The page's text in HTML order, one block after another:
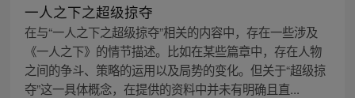
一人之下之超级掠夺
在与“一人之下之超级掠夺”相关的内容中，存在一些涉及
《一人之下》的情节描述。比如在某些篇章中，存在人物
之间的争斗、策略的运用以及局势的变化。但关于“超级掠
夺”这一具体概念，在提供的资料中并未有明确且直...